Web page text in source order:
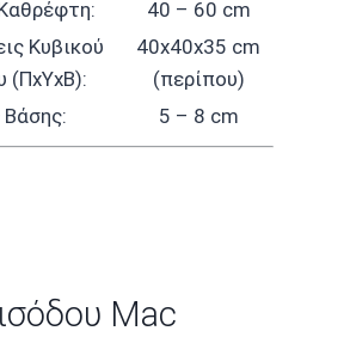
40 – 60 cm
Κυβικού
(ΠxΥxΒ):
40x40x35 cm
(περίπου)
5 – 8 cm
Mac